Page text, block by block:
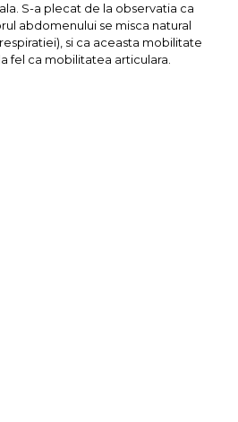
S-a plecat de la observatia ca
abdomenului se misca natural
si ca aceasta mobilitate
fel ca mobilitatea articulara.